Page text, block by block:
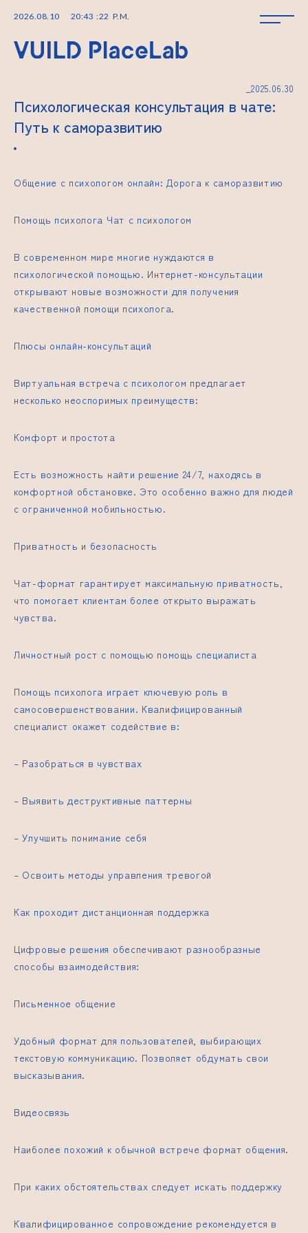
2026.08. 10 20:43 :23 P.M.
_2025.06.30
Психологическая консультация в чате:
Путь к саморазвитию
Общение с психологом онлайн: Дорога к саморазвитию
Помощь психолога Чат с психологом
В современном мире многие нуждаются в
психологической помощью. Интернет-консультации
открывают новые возможности для получения
качественной помощи психолога.
Плюсы онлайн-консультаций
Виртуальная встреча с психологом предлагает
несколько неоспоримых преимуществ:
Комфорт и простота
Есть возможность найти решение 24/7, находясь в
комфортной обстановке. Это особенно важно для людей
с ограниченной мобильностью.
Приватность и безопасность
Чат-формат гарантирует максимальную приватность,
что помогает клиентам более открыто выражать
чувства.
Личностный рост с помощью помощь специалиста
Помощь психолога играет ключевую роль в
самосовершенствовании. Квалифицированный
специалист окажет содействие в:
– Разобраться в чувствах
– Выявить деструктивные паттерны
– Улучшить понимание себя
– Освоить методы управления тревогой
Как проходит дистанционная поддержка
Цифровые решения обеспечивают разнообразные
способы взаимодействия:
Письменное общение
Удобный формат для пользователей, выбирающих
текстовую коммуникацию. Позволяет обдумать свои
высказывания.
Видеосвязь
Наиболее похожий к обычной встрече формат общения.
При каких обстоятельствах следует искать поддержку
Квалифицированное сопровождение рекомендуется в